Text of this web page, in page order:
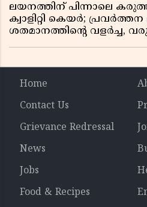
ലയനത്തിന് പിന്നാലെ
ക്വാളിറ്റി കെയർ;
ശതമാനത്തിൻ്റെ വളർച്ച,
Home
Contact Us
Grievance Redressal
News
Jobs
Food & Recipes